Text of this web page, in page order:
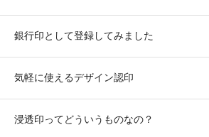
銀行印として登録してみました
気軽に使えるデザイン認印
浸透印ってどういうものなの？